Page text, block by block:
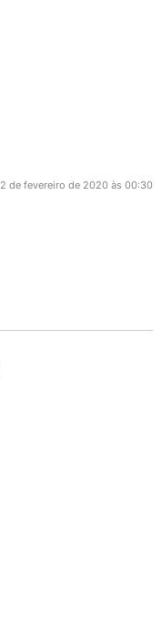
2 de fevereiro de 2020 às 00:30